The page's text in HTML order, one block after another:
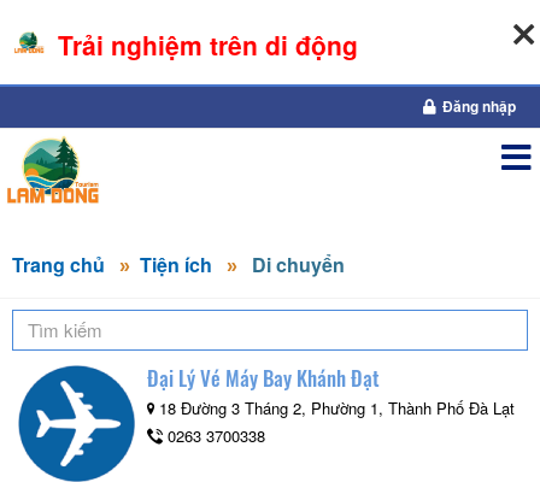
08-08-2026, 11:12:18
Đăng nhập
Trang chủ Tiện ích Di chuyển
Đại Lý Vé Máy Bay Khánh Đạt
18 Đường 3 Tháng 2, Phường 1, Thành Phố Đà Lạt
0263 3700338
Trải nghiệm trên di động